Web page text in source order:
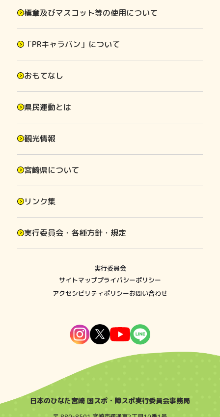
標章及びマスコット等の使用について
「PRキャラバン」について
おもてなし
県民運動とは
観光情報
宮崎県について
リンク集
実行委員会・各種方針・規定
実行委員会
サイトマッププライバシーポリシー
アクセシビリティポリシーお問い合わせ
日本のひなた宮崎 国スポ・障スポ実行委員会事務局